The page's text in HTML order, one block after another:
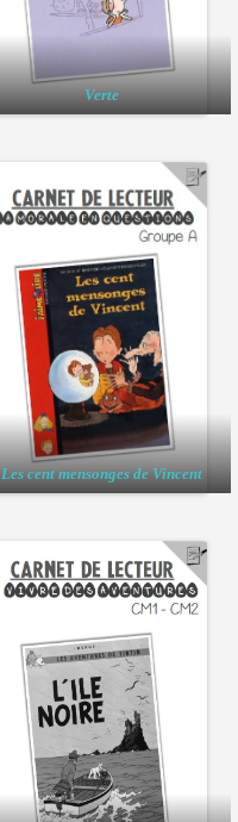
Verte
Les cent mensonges de Vincent